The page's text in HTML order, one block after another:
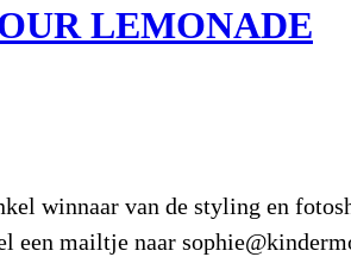
LEMONADE
winnaar van de styling en
een mailtje naar